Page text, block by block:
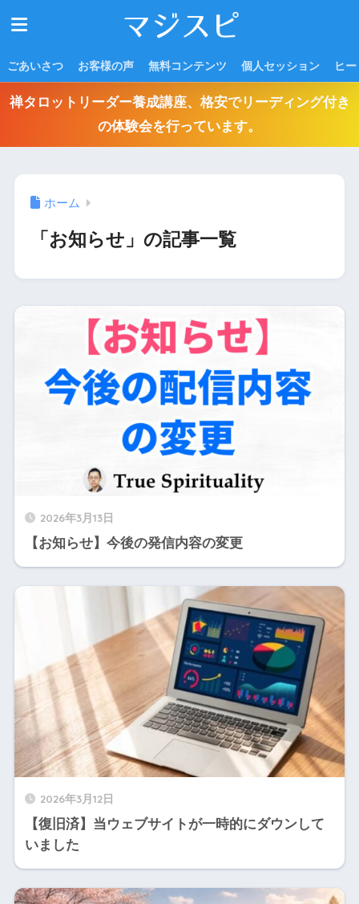
ごあいさつ お客様の声 無料コンテンツ 個人セッション ヒ
禅タロットリーダー養成講座、格安でリーディング付き
の体験会を行っています。
ホーム
「お知らせ」の記事一覧
2026年3月13日
【お知らせ】今後の発信内容の変更
2026年3月12日
【復旧済】当ウェブサイトが一時的にダウンして
いました